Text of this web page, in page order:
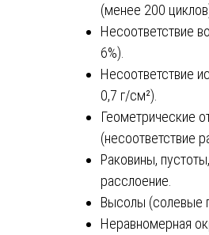
(менее 200
Несоответствие
6%).
Несоответствие
0,7 г/см²).
Геометрические
(несоответствие
Раковины,
расслоение.
Высолы (солевые
Неравномерная